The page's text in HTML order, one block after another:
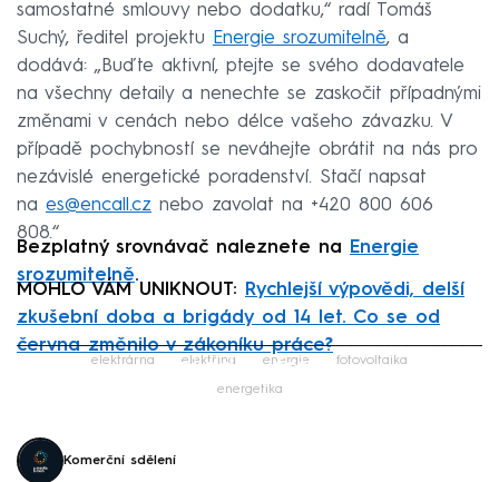
samostatné smlouvy nebo dodatku,“ radí Tomáš
Suchý, ředitel projektu Energie srozumitelně, a
dodává: „Buďte aktivní, ptejte se svého dodavatele
na všechny detaily a nenechte se zaskočit případnými
změnami v cenách nebo délce vašeho závazku. V
případě pochybností se neváhejte obrátit na nás pro
nezávislé energetické poradenství. Stačí napsat
na es@encall.cz nebo zavolat na +420 800 606
808.“
Bezplatný srovnávač naleznete na Energie
srozumitelně.
MOHLO VÁM UNIKNOUT: Rychlejší výpovědi, delší
zkušební doba a brigády od 14 let. Co se od
června změnilo v zákoníku práce?
Failed to fetch
elektrárna elektřina energie fotovoltaika
energetika
Komerční sdělení